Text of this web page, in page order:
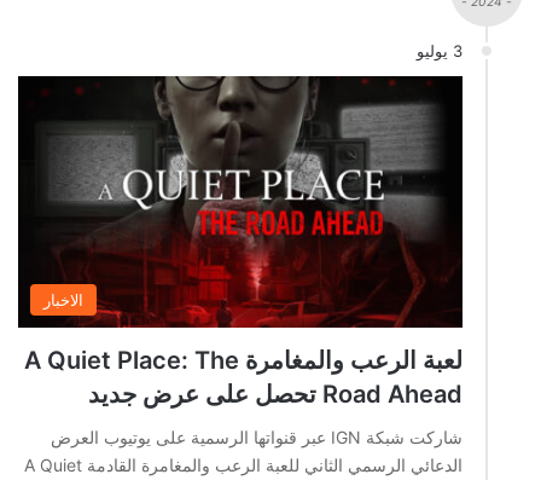
3 يوليو
الاخبار
لعبة الرعب والمغامرة A Quiet Place: The
Road Ahead تحصل على عرض جديد
شاركت شبكة IGN عبر قنواتها الرسمية على يوتيوب العرض
الدعائي الرسمي الثاني للعبة الرعب والمغامرة القادمة A Quiet